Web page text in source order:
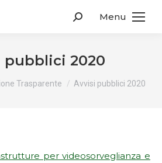
Menu
Search:
pubblici 2020
Trasparente Avvisi pubblici 2020
per videosorveglianza e